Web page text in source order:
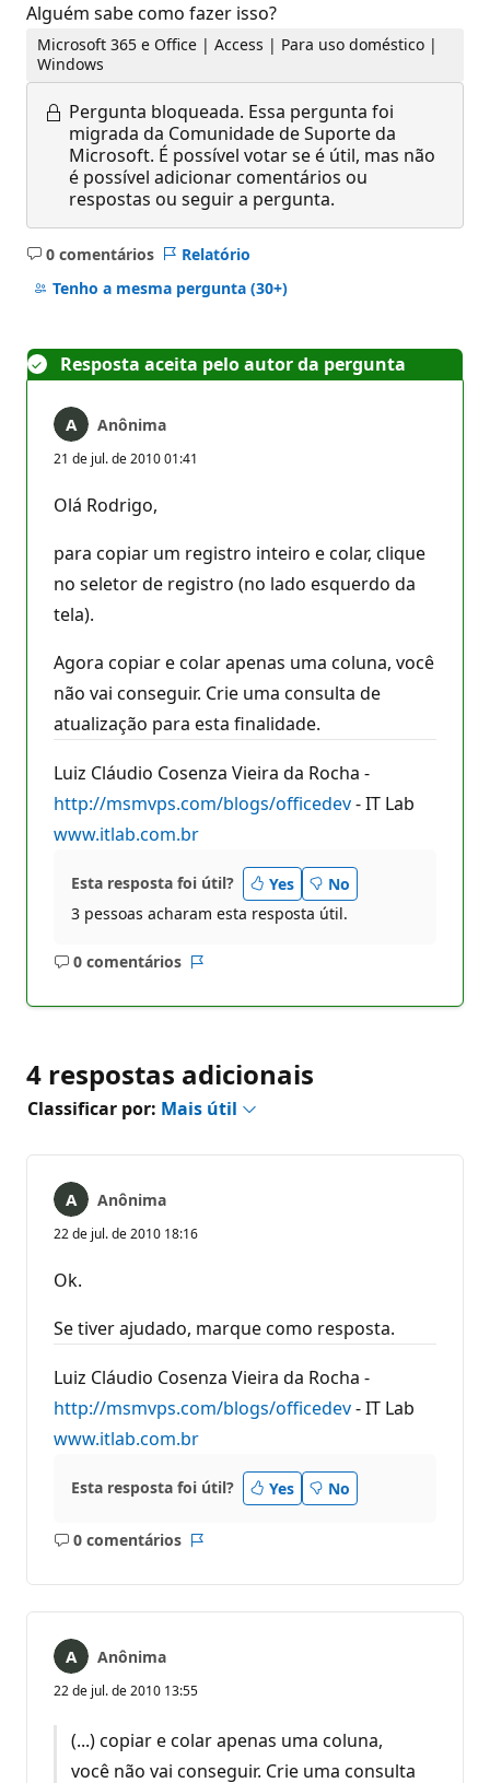
Alguém sabe como fazer isso?
Microsoft 365 e Office | Access | Para uso doméstico |
Windows
Pergunta bloqueada. Essa pergunta foi
migrada da Comunidade de Suporte da
Microsoft. É possível votar se é útil, mas não
é possível adicionar comentários ou
respostas ou seguir a pergunta.
0 comentários
Sem
comentários
Relatório
Tenho a mesma pergunta (30+)
Resposta aceita pelo autor da pergunta
Anônima
21 de jul. de 2010 01:41
Olá Rodrigo,
para copiar um registro inteiro e colar, clique
no seletor de registro (no lado esquerdo da
tela).
Agora copiar e colar apenas uma coluna, você
não vai conseguir. Crie uma consulta de
atualização para esta finalidade.
Luiz Cláudio Cosenza Vieira da Rocha -
http://msmvps.com/blogs/officedev- IT Lab
www.itlab.com.br
Esta resposta foi útil? Yes
No
3 pessoas acharam esta resposta útil.
0 comentários
Sem
4 respostas adicionais
Classificar por: Mais útil
Anônima
22 de jul. de 2010 18:16
Ok.
Se tiver ajudado, marque como resposta.
Luiz Cláudio Cosenza Vieira da Rocha -
http://msmvps.com/blogs/officedev- IT Lab
www.itlab.com.br
Esta resposta foi útil? Yes No
0 comentários
Sem
Anônima
22 de jul. de 2010 13:55
(...) copiar e colar apenas uma coluna,
você não vai conseguir. Crie uma consulta